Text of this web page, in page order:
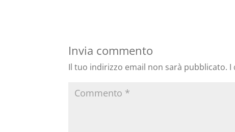
Invia commento
Il tuo indirizzo email non sarà pubblicato. I